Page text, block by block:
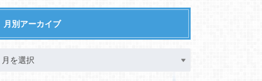
月別アーカイブ